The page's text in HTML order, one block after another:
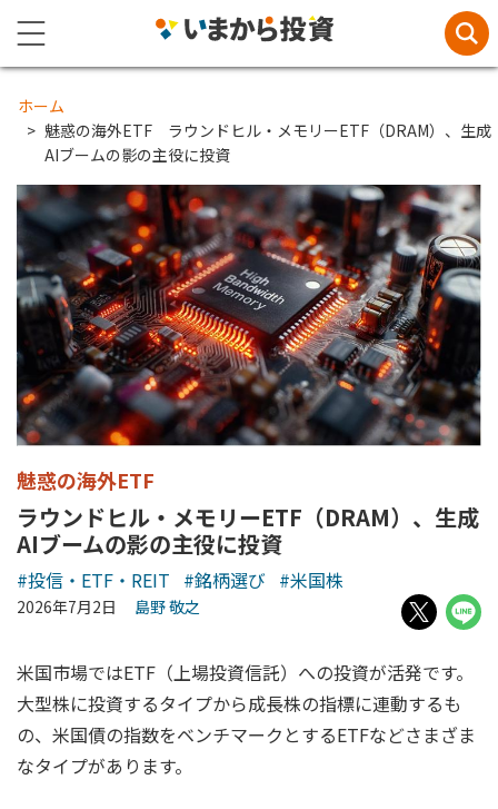
ホーム
魅惑の海外ETF ラウンドヒル・メモリーETF（DRAM）、生成
AIブームの影の主役に投資
魅惑の海外ETF
ラウンドヒル・メモリーETF（DRAM）、生成
AIブームの影の主役に投資
#投信・ETF・REIT #銘柄選び #米国株
2026年7月2日 島野 敬之
米国市場ではETF（上場投資信託）への投資が活発です。
大型株に投資するタイプから成長株の指標に連動するも
の、米国債の指数をベンチマークとするETFなどさまざま
なタイプがあります。